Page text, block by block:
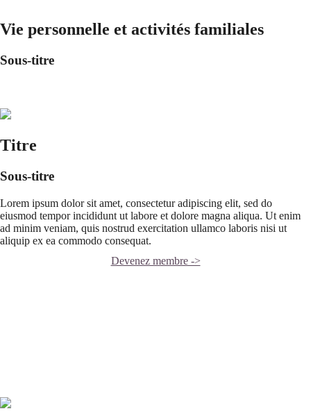
Vie personnelle et activités familiales
Sous-titre
Titre
Sous-titre
Lorem ipsum dolor sit amet, consectetur adipiscing elit, sed do
eiusmod tempor incididunt ut labore et dolore magna aliqua. Ut enim
ad minim veniam, quis nostrud exercitation ullamco laboris nisi ut
aliquip ex ea commodo consequat.
Devenez membre ->